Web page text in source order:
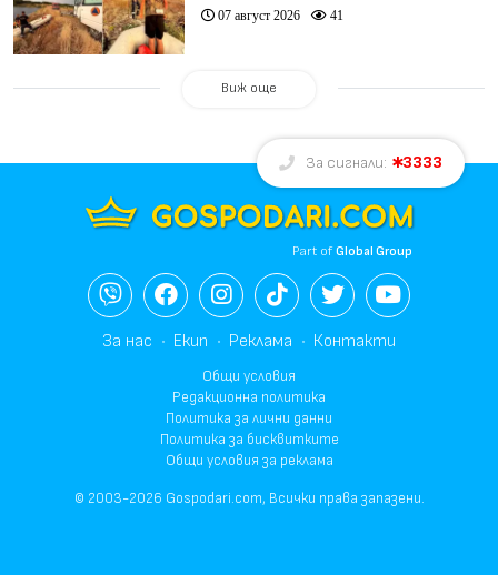
07 август 2026 41
Виж още
За сигнали: 3333
Part ofGlobal Group
За нас Екип Реклама Контакти
Общи условия
Редакционна политика
Политика за лични данни
Политика за бисквитките
Общи условия за реклама
© 2003-2026 Gospodari.com, Всички права запазени.